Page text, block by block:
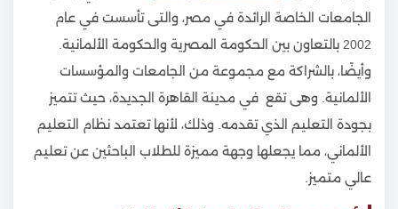
الجامعات الخاصة الرائدة في مصر، والتى تأسست في عام
2002 بالتعاون بين الحكومة المصرية والحكومة الألمانية.
وأيضًا، بالشراكة مع مجموعة من الجامعات والمؤسسات
الألمانية. وهى تقع في مدينة القاهرة الجديدة، حيث تتميز
بجودة التعليم الذي تقدمه. وذلك، لأنها تعتمد نظام التعليم
الألماني، مما يجعلها وجهة مميزة للطلاب الباحثين عن تعليم
عالي متميز.